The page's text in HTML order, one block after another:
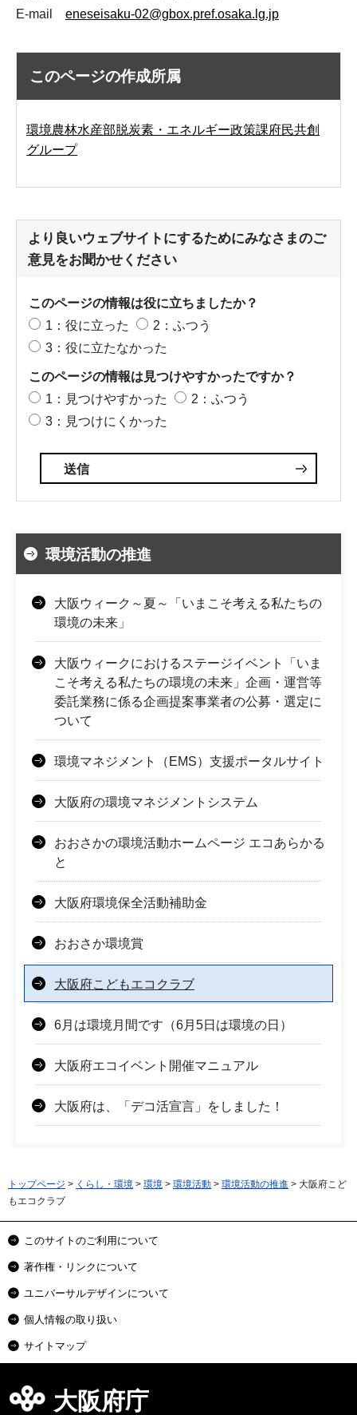
E-mail eneseisaku-02@gbox.pref.osaka.lg.jp
このページの作成所属
環境農林水産部脱炭素・エネルギー政策課府民共創
グループ
より良いウェブサイトにするためにみなさまのご
意見をお聞かせください
このページの情報は役に立ちましたか？
1：役に立った
2：ふつう
3：役に立たなかった
このページの情報は見つけやすかったですか？
1：見つけやすかった
2：ふつう
3：見つけにくかった
環境活動の推進
大阪ウィーク～夏～「いまこそ考える私たちの
環境の未来」
大阪ウィークにおけるステージイベント「いま
こそ考える私たちの環境の未来」企画・運営等
委託業務に係る企画提案事業者の公募・選定に
ついて
環境マネジメント（EMS）支援ポータルサイト
大阪府の環境マネジメントシステム
おおさかの環境活動ホームページ エコあらかる
と
大阪府環境保全活動補助金
おおさか環境賞
大阪府こどもエコクラブ
6月は環境月間です（6月5日は環境の日）
大阪府エコイベント開催マニュアル
大阪府は、「デコ活宣言」をしました！
トップページ > くらし・環境 > 環境 > 環境活動 > 環境活動の推進 > 大阪府こど
もエコクラブ
このサイトのご利用について
著作権・リンクについて
ユニバーサルデザインについて
個人情報の取り扱い
サイトマップ
大阪府庁